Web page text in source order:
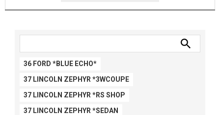
36 FORD *BLUE ECHO*
37 LINCOLN ZEPHYR *3WCOUPE
37 LINCOLN ZEPHYR *RS SHOP
37 LINCOLN ZEPHYR *SEDAN